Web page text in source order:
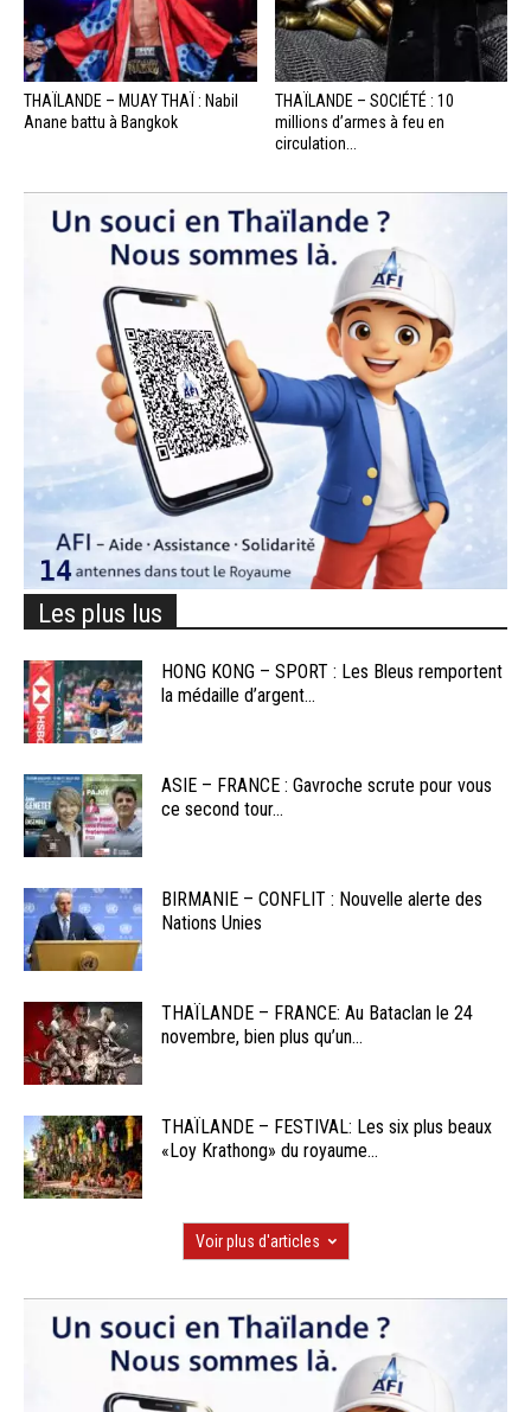
THAÏLANDE – MUAY THAÏ : Nabil
Anane battu à Bangkok
THAÏLANDE – SOCIÉTÉ : 10
millions d’armes à feu en
circulation...
Les plus lus
HONG KONG – SPORT : Les Bleus remportent
la médaille d’argent...
ASIE – FRANCE : Gavroche scrute pour vous
ce second tour...
BIRMANIE – CONFLIT : Nouvelle alerte des
Nations Unies
THAÏLANDE – FRANCE: Au Bataclan le 24
novembre, bien plus qu’un...
THAÏLANDE – FESTIVAL: Les six plus beaux
«Loy Krathong» du royaume...
Voir plus d'articles